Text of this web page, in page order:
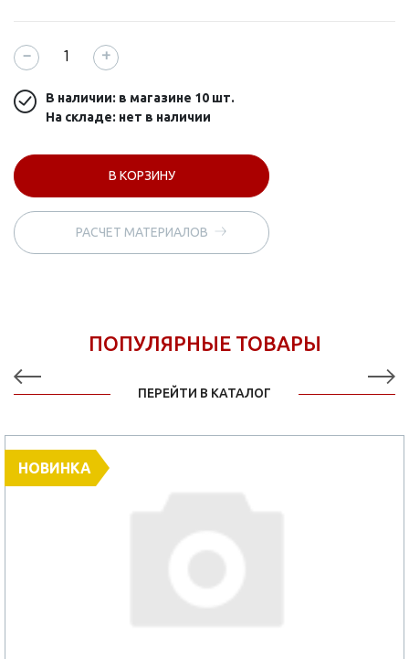
− +
В наличии: в магазине 10 шт.
На складе: нет в наличии
В КОРЗИНУ
РАСЧЕТ МАТЕРИАЛОВ
ПОПУЛЯРНЫЕ ТОВАРЫ
ПЕРЕЙТИ В КАТАЛОГ
НОВИНКА